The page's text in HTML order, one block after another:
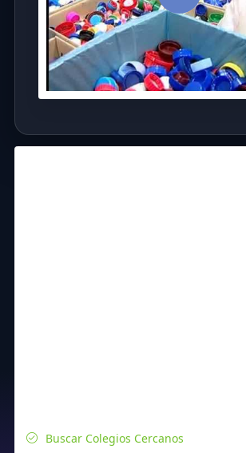
Buscar Colegios Cercanos